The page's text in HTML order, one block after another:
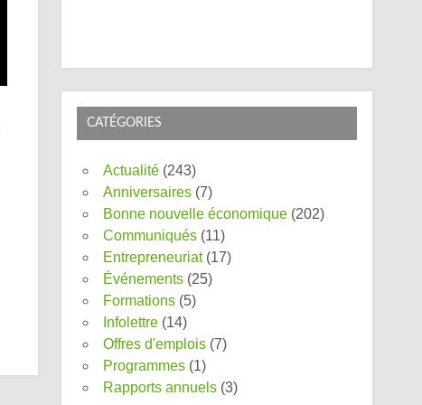
CATÉGORIES
Actualité (243)
Anniversaires (7)
Bonne nouvelle économique (202)
Communiqués (11)
Entrepreneuriat(17)
Événements (25)
Formations (5)
Infolettre (14)
Offres d'emplois (7)
Programmes (1)
Rapports annuels (3)